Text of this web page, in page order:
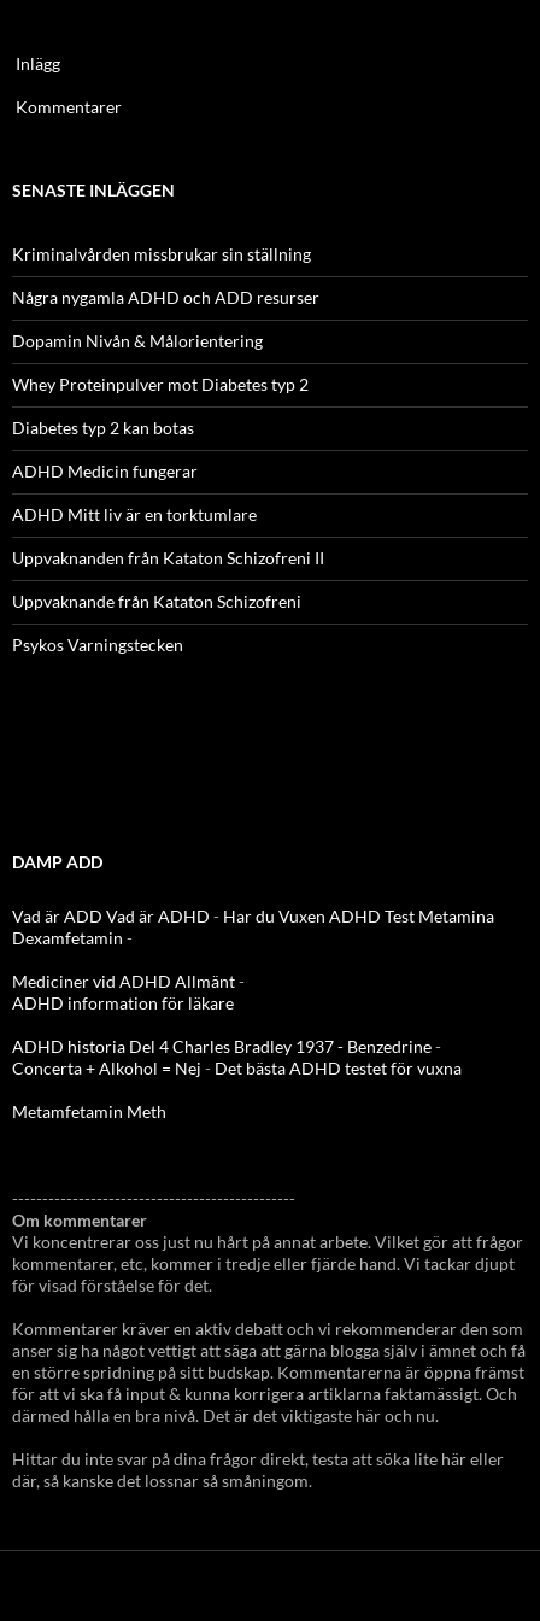
Inlägg
Kommentarer
SENASTE INLÄGGEN
Kriminalvården missbrukar sin ställning
Några nygamla ADHD och ADD resurser
Dopamin Nivån & Målorientering
Whey Proteinpulver mot Diabetes typ 2
Diabetes typ 2 kan botas
ADHD Medicin fungerar
ADHD Mitt liv är en torktumlare
Uppvaknanden från Kataton Schizofreni II
Uppvaknande från Kataton Schizofreni
Psykos Varningstecken
DAMP ADD
Vad är ADD Vad är ADHD - Har du Vuxen ADHD Test Metamina
Dexamfetamin -
Mediciner vid ADHD Allmänt-
ADHD information för läkare
ADHD historia Del 4 Charles Bradley 1937 - Benzedrine-
Concerta + Alkohol = Nej - Det bästa ADHD testet för vuxna
Metamfetamin Meth
-----------------------------------------------
Om kommentarer
Vi koncentrerar oss just nu hårt på annat arbete. Vilket gör att frågor
kommentarer, etc, kommer i tredje eller fjärde hand. Vi tackar djupt
för visad förståelse för det.
Kommentarer kräver en aktiv debatt och vi rekommenderar den som
anser sig ha något vettigt att säga att gärna blogga själv i ämnet och få
en större spridning på sitt budskap. Kommentarerna är öppna främst
för att vi ska få input & kunna korrigera artiklarna faktamässigt. Och
därmed hålla en bra nivå. Det är det viktigaste här och nu.
Hittar du inte svar på dina frågor direkt, testa att söka lite här eller
där, så kanske det lossnar så småningom.